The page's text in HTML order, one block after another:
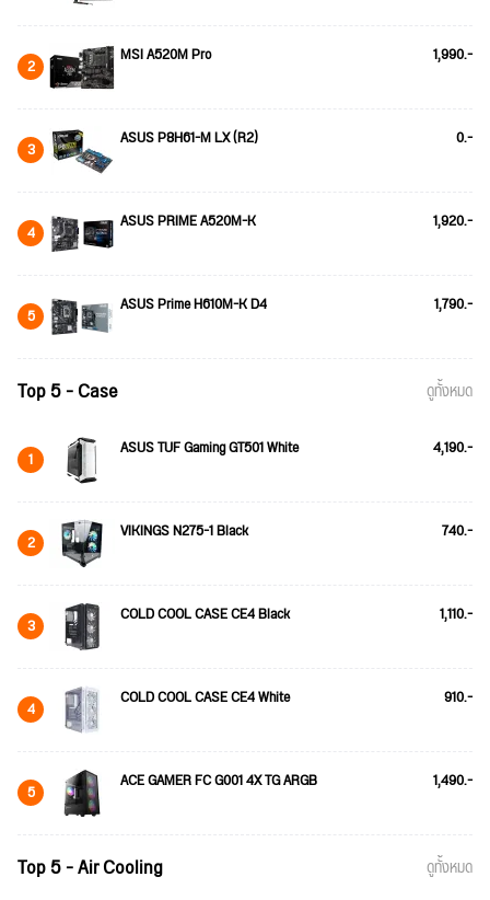
2 MSI A520M Pro 1,990.-
3 ASUS P8H61-M LX (R2) 0.-
4 ASUS PRIME A520M-K 1,920.-
5 ASUS Prime H610M-K D4 1,790.-
Top 5 - Case ดูทั้งหมด
1 ASUS TUF Gaming GT501 White 4,190.-
2 VIKINGS N275-1 Black 740.-
3 COLD COOL CASE CE4 Black 1,110.-
4 COLD COOL CASE CE4 White 910.-
5 ACE GAMER FC G001 4X TG ARGB 1,490.-
Top 5 - Air Cooling ดูทั้งหมด